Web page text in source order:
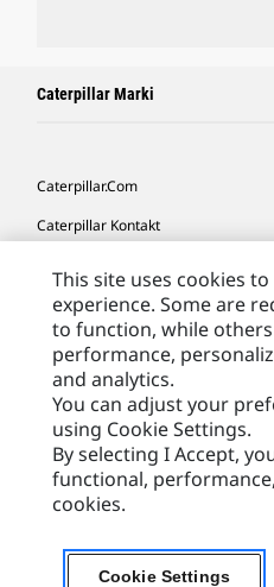
Caterpillar Marki
Caterpillar.com
Caterpillar Kontakt
Moje Preferencje Marketingowe
Site Map
Cookie Settings
Legal
Privacy
Europe - Polish© 2026 Caterpillar.
This site uses cookies
experience. Some are
to function, while
performance,
and analytics.
You can adjust your
using Cookie Settings.
By selecting I Accept,
functional,
cookies.
Cookie Settings